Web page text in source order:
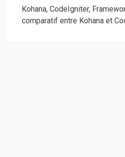
Kohana, CodeIgniter,
comparatif entre Kohana et